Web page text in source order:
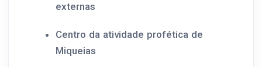
externas
Centro da atividade profética de
Miqueias